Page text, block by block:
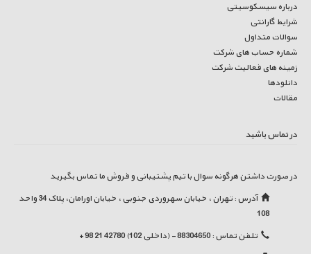
درباره سیسکوسیتی
شرایط گارانتی
سوالات متداول
شماره حساب های شرکت
زمینه های فعالیت شرکت
دانلودها
مقالات
در تماس باشید
در صورت داشتن هرگونه سوال با تیم پشتیبانی و فروش ما تماس بگیرید
آدرس : تهران ، خیابان سهروردی جنوبی ، خیابان اورامان، پلاک 34 واحد
108
تلفن تماس : 88304650 - (داخلی 102) 42780 21 98 +